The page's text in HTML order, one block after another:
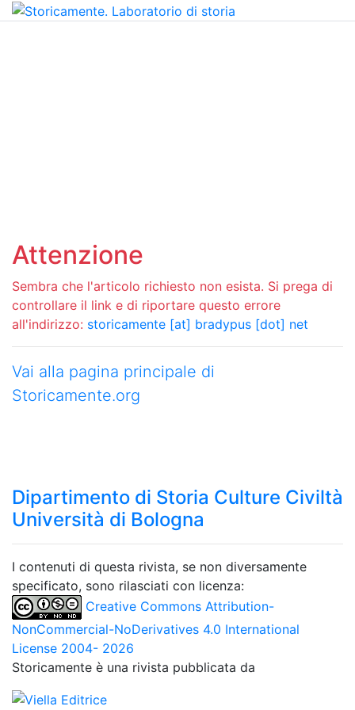
Attenzione
Sembra che l'articolo richiesto non esista. Si prega di
controllare il link e di riportare questo errore
all'indirizzo: storicamente [at] bradypus [dot] net
Vai alla pagina principale di
Storicamente.org
Dipartimento di Storia Culture Civiltà
Università di Bologna
I contenuti di questa rivista, se non diversamente
specificato, sono rilasciati con licenza:
Creative Commons Attribution-
NonCommercial-NoDerivatives 4.0 International
License 2004- 2026
Storicamente è una rivista pubblicata da